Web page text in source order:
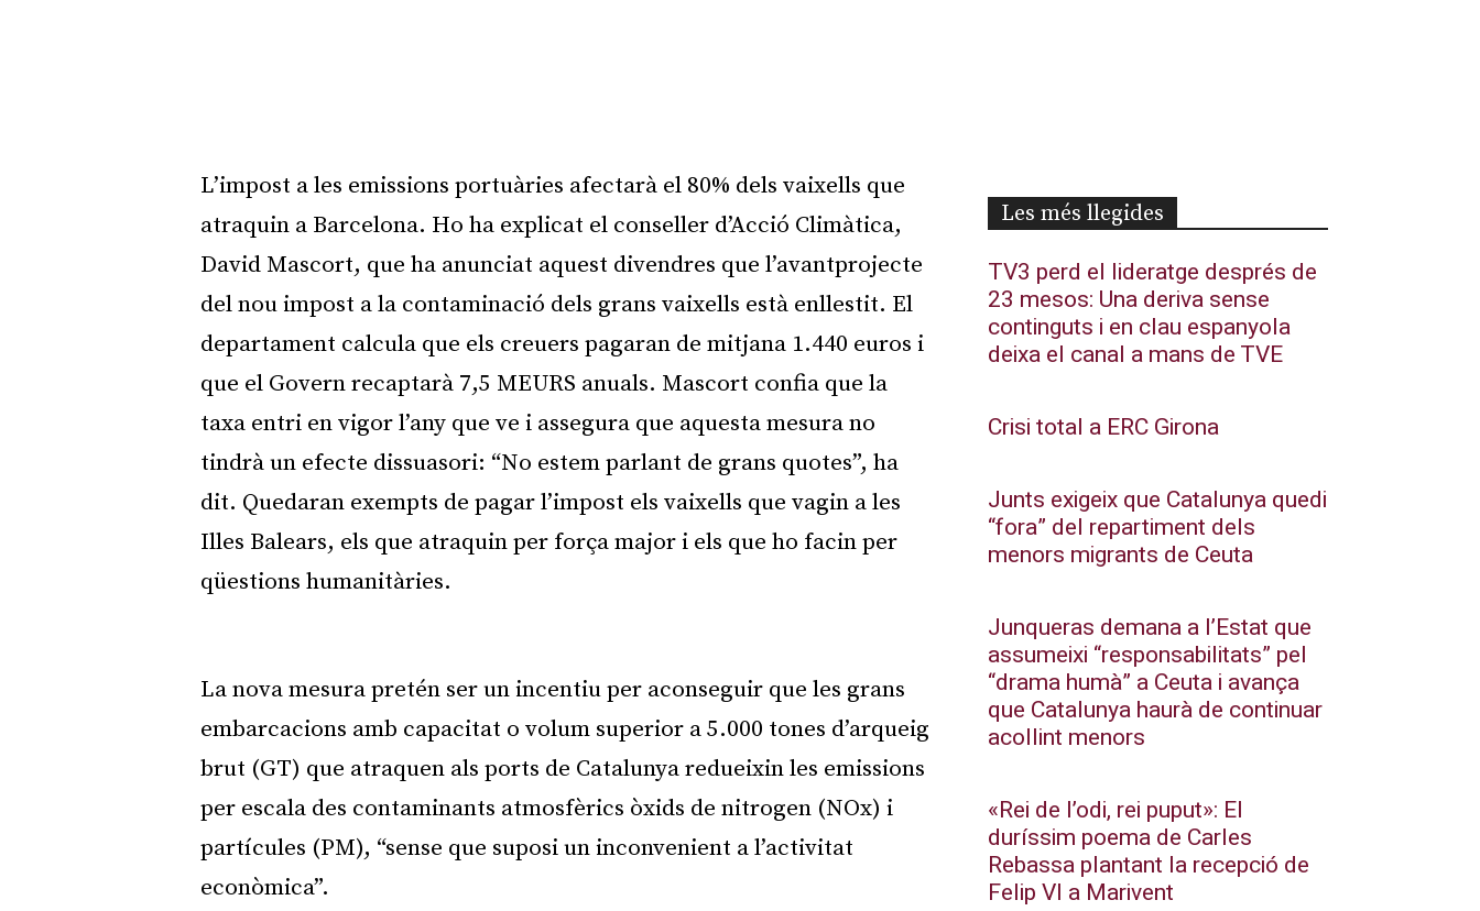
L’impost a les emissions portuàries afectarà el 80% dels vaixells que
atraquin a Barcelona. Ho ha explicat el conseller d’Acció Climàtica,
David Mascort, que ha anunciat aquest divendres que l’avantprojecte
del nou impost a la contaminació dels grans vaixells està enllestit. El
departament calcula que els creuers pagaran de mitjana 1.440 euros i
que el Govern recaptarà 7,5 MEURS anuals. Mascort confia que la
taxa entri en vigor l’any que ve i assegura que aquesta mesura no
tindrà un efecte dissuasori: “No estem parlant de grans quotes”, ha
dit. Quedaran exempts de pagar l’impost els vaixells que vagin a les
Illes Balears, els que atraquin per força major i els que ho facin per
qüestions humanitàries.
La nova mesura pretén ser un incentiu per aconseguir que les grans
embarcacions amb capacitat o volum superior a 5.000 tones d’arqueig
brut (GT) que atraquen als ports de Catalunya redueixin les emissions
per escala des contaminants atmosfèrics òxids de nitrogen (NOx) i
partícules (PM), “sense que suposi un inconvenient a l’activitat
econòmica”.
Les més llegides
TV3 perd el lideratge després de
23 mesos: Una deriva sense
continguts i en clau espanyola
deixa el canal a mans de TVE
Crisi total a ERC Girona
Junts exigeix que Catalunya quedi
“fora” del repartiment dels
menors migrants de Ceuta
Junqueras demana a l’Estat que
assumeixi “responsabilitats” pel
“drama humà” a Ceuta i avança
que Catalunya haurà de continuar
acollint menors
«Rei de l’odi, rei puput»: El
duríssim poema de Carles
Rebassa plantant la recepció de
Felip VI a Marivent